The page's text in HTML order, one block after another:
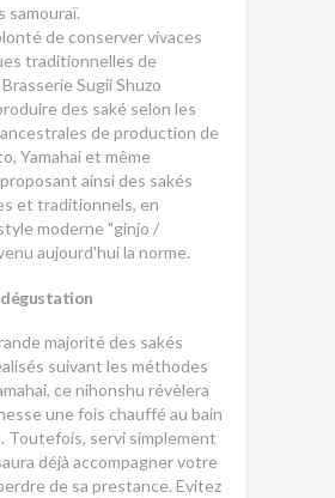
samouraï.
de conserver vivaces
traditionnelles de
Sugii Shuzo
des saké selon les
de production de
Yamahai et même
ainsi des sakés
et traditionnels, en
moderne "ginjo /
aujourd'hui la norme.
dégustation
majorité des sakés
suivant les méthodes
ce nihonshu révèlera
une fois chauffé au bain
Toutefois, servi simplement
déjà accompagner votre
de sa prestance. Evitez